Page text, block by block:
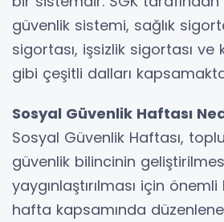
güvenlik sistemi, sağlık
sigortası, işsizlik sigortası ve
gibi çeşitli dalları
Sosyal Güvenlik Haftası
Sosyal Güvenlik Haftası,
güvenlik bilincinin
yaygınlaştırılması için önemli
hafta kapsamında